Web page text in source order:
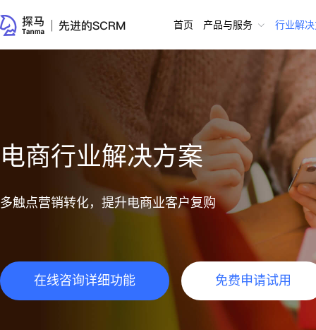
首页 产品与服务 行业解
电商行业解决方案
多触点营销转化，提升电商业客户复购
在线咨询详细功能 免费申请试用